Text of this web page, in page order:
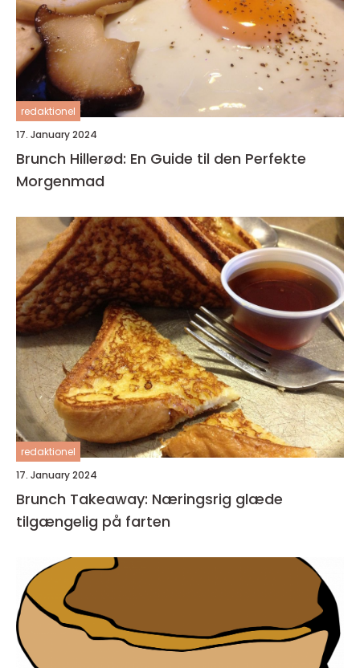
redaktionel
17. January 2024
Brunch Hillerød: En Guide til den Perfekte
Morgenmad
redaktionel
17. January 2024
Brunch Takeaway: Næringsrig glæde
tilgængelig på farten